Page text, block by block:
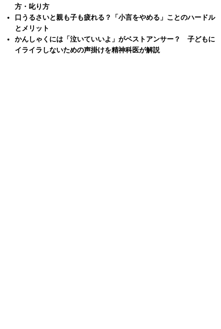
方・叱り方
口うるさいと親も子も疲れる？「小言をやめる」ことのハードル
とメリット
かんしゃくには「泣いていいよ」がベストアンサー？ 子どもに
イライラしないための声掛けを精神科医が解説